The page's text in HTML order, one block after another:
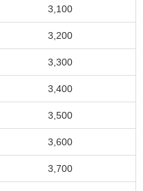
3,100
3,200
3,300
3,400
3,500
3,600
3,700